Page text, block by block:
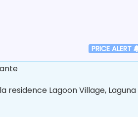
PRICE ALERT
residence Lagoon Village, Laguna